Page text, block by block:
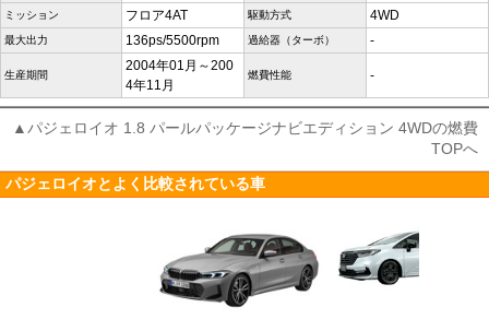
ミッション フロア4AT 駆動方式 4WD
最大出力 136ps/5500rpm 過給器（ターボ） -
生産期間
2004年01月～200
4年11月
燃費性能 -
▲パジェロイオ 1.8 パールパッケージナビエディション 4WDの燃費
TOPへ
パジェロイオとよく比較されている車